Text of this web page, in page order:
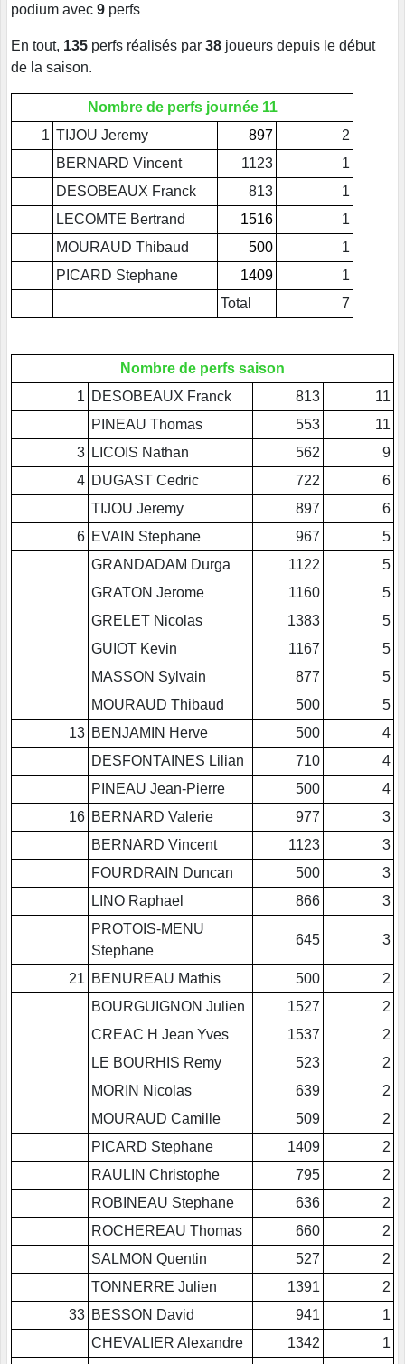
podium avec 9 perfs
En tout, 135 perfs réalisés par 38 joueurs depuis le début
de la saison.
Nombre de perfs journée 11
1 TIJOU Jeremy 897
2
BERNARD Vincent
1123
1
DESOBEAUX Franck
813
1
LECOMTE Bertrand
1516
1
MOURAUD Thibaud
500
1
PICARD Stephane
1409
1
Total
7
Nombre de perfs saison
1 DESOBEAUX Franck 813
11
PINEAU Thomas
553
11
3 LICOIS Nathan 562
9
4 DUGAST Cedric 722
6
TIJOU Jeremy
897
6
6 EVAIN Stephane 967
5
GRANDADAM Durga
1122
5
GRATON Jerome
1160
5
GRELET Nicolas
1383
5
GUIOT Kevin
1167
5
MASSON Sylvain
877
5
MOURAUD Thibaud
500
5
13 BENJAMIN Herve 500
4
DESFONTAINES Lilian
710
4
PINEAU Jean-Pierre
500
4
16 BERNARD Valerie 977
3
BERNARD Vincent
1123
3
FOURDRAIN Duncan
500
3
LINO Raphael
866
3
PROTOIS-MENU
Stephane
645 3
21 BENUREAU Mathis 500
2
BOURGUIGNON Julien
1527
2
CREAC H Jean Yves
1537
2
LE BOURHIS Remy
523
2
MORIN Nicolas
639
2
MOURAUD Camille
509
2
PICARD Stephane
1409
2
RAULIN Christophe
795
2
ROBINEAU Stephane
636
2
ROCHEREAU Thomas
660
2
SALMON Quentin
527
2
TONNERRE Julien
1391
2
33 BESSON David 941
1
CHEVALIER Alexandre
1342
1